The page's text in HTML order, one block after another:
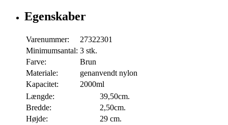
Egenskaber
Varenummer:
27322301
Minimumsantal: 3 stk.
Farve:
Brun
Materiale:
genanvendt nylon
Kapacitet:
2000ml
Længde:
39,50cm.
Bredde:
2,50cm.
Højde:
29 cm.